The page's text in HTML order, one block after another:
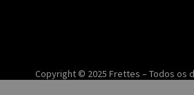
Copyright © 2025 Frettes – Todos os